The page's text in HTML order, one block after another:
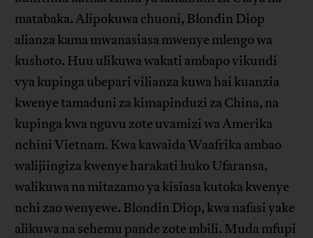
matabaka. Alipokuwa chuoni, Blondin Diop
alianza kama mwanasiasa mwenye mlengo wa
kushoto. Huu ulikuwa wakati ambapo vikundi
vya kupinga ubepari vilianza kuwa hai kuanzia
kwenye tamaduni za kimapinduzi za China, na
kupinga kwa nguvu zote uvamizi wa Amerika
nchini Vietnam. Kwa kawaida Waafrika ambao
walijiingiza kwenye harakati huko Ufaransa,
walikuwa na mitazamo ya kisiasa kutoka kwenye
nchi zao wenyewe. Blondin Diop, kwa nafasi yake
alikuwa na sehemu pande zote mbili. Muda mfupi